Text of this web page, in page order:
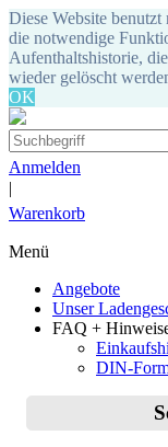
Diese Website
die notwendige
Aufenthaltshistorie,
wieder gelöscht
OK
Anmelden
|
Warenkorb
Menü
Angebote
Unser
FAQ +
DIN-